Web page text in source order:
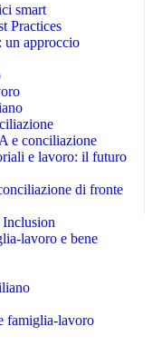
smart
Practices
un approccio
e conciliazione
e lavoro: il futuro
di fronte
lavoro e bene
famiglia-lavoro